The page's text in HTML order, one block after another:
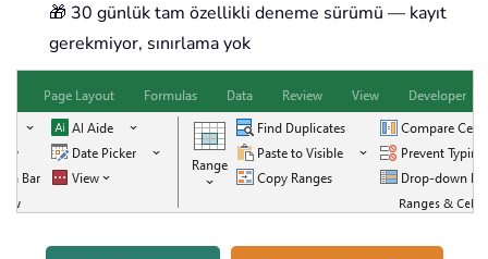
🎁 30 günlük tam özellikli deneme sürümü — kayıt
gerekmiyor, sınırlama yok